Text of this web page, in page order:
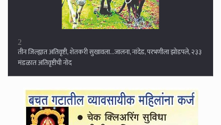
3
व्हॉट्सअपला स्टेटस ठेवत वरिष्ठांच्या जाचाला कंटाळून शिक्षकाची दोन मुले आणि
गाडीसह नदीपात्रात उडी...